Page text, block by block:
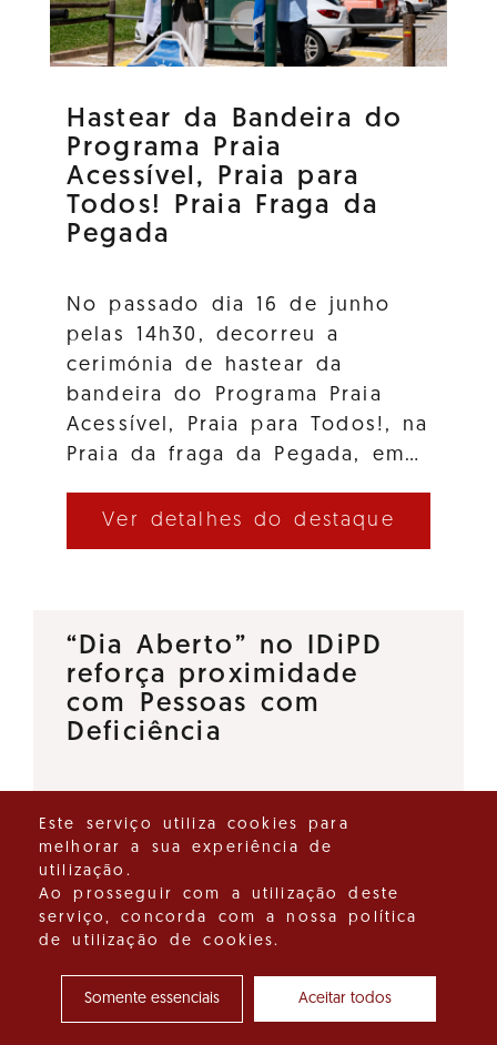
Hastear da Bandeira do
Programa Praia
Acessível, Praia para
Todos! Praia Fraga da
Pegada
No passado dia 16 de junho
pelas 14h30, decorreu a
cerimónia de hastear da
bandeira do Programa Praia
Acessível, Praia para Todos!, na
Praia da fraga da Pegada, em…
Ver detalhes do destaque
“Dia Aberto” no IDiPD
reforça proximidade
com Pessoas com
Deficiência
Pessoas com Deficiência (IDiPD)
lançou a iniciativa “Dia Aberto”,
um espaço de diálogo direto
que tem como objetivo
reforçar a proximidade entre…
Ver detalhes do destaque
Este serviço utiliza cookies para
melhorar a sua experiência de
utilização.
Ao prosseguir com a utilização deste
serviço, concorda com a nossa política
de utilização de cookies.
Somente essenciais Aceitar todos